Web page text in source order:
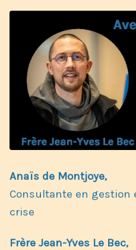
Anaïs de Montjoye,
Consultante en
crise
Frère Jean-Yves Le Bec,